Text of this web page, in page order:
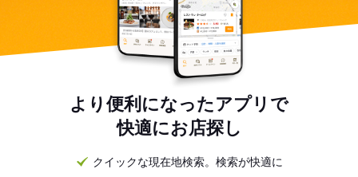
より便利になったアプリで
快適にお店探し
クイックな現在地検索。検索が快適に